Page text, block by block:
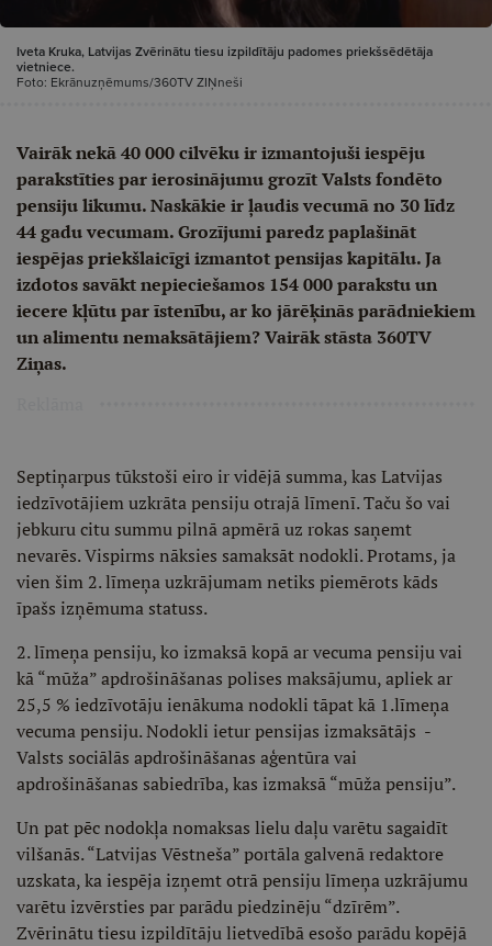
Iveta Kruka, Latvijas Zvērinātu tiesu izpildītāju padomes priekšsēdētāja
vietniece.
Foto: Ekrānuzņēmums/360TV ZIŅneši
Vairāk nekā 40 000 cilvēku ir izmantojuši iespēju
parakstīties par ierosinājumu grozīt Valsts fondēto
pensiju likumu. Naskākie ir ļaudis vecumā no 30 līdz
44 gadu vecumam. Grozījumi paredz paplašināt
iespējas priekšlaicīgi izmantot pensijas kapitālu. Ja
izdotos savākt nepieciešamos 154 000 parakstu un
iecere kļūtu par īstenību, ar ko jārēķinās parādniekiem
un alimentu nemaksātājiem? Vairāk stāsta 360TV
Ziņas.
Septiņarpus tūkstoši eiro ir vidējā summa, kas Latvijas
iedzīvotājiem uzkrāta pensiju otrajā līmenī. Taču šo vai
jebkuru citu summu pilnā apmērā uz rokas saņemt
nevarēs. Vispirms nāksies samaksāt nodokli. Protams, ja
vien šim 2. līmeņa uzkrājumam netiks piemērots kāds
īpašs izņēmuma statuss.
2. līmeņa pensiju, ko izmaksā kopā ar vecuma pensiju vai
kā “mūža” apdrošināšanas polises maksājumu, apliek ar
25,5 % iedzīvotāju ienākuma nodokli tāpat kā 1.līmeņa
vecuma pensiju. Nodokli ietur pensijas izmaksātājs -
Valsts sociālās apdrošināšanas aģentūra vai
apdrošināšanas sabiedrība, kas izmaksā “mūža pensiju”.
Un pat pēc nodokļa nomaksas lielu daļu varētu sagaidīt
vilšanās. “Latvijas Vēstneša” portāla galvenā redaktore
uzskata, ka iespēja izņemt otrā pensiju līmeņa uzkrājumu
varētu izvērsties par parādu piedzinēju “dzīrēm”.
Zvērinātu tiesu izpildītāju lietvedībā esošo parādu kopējā